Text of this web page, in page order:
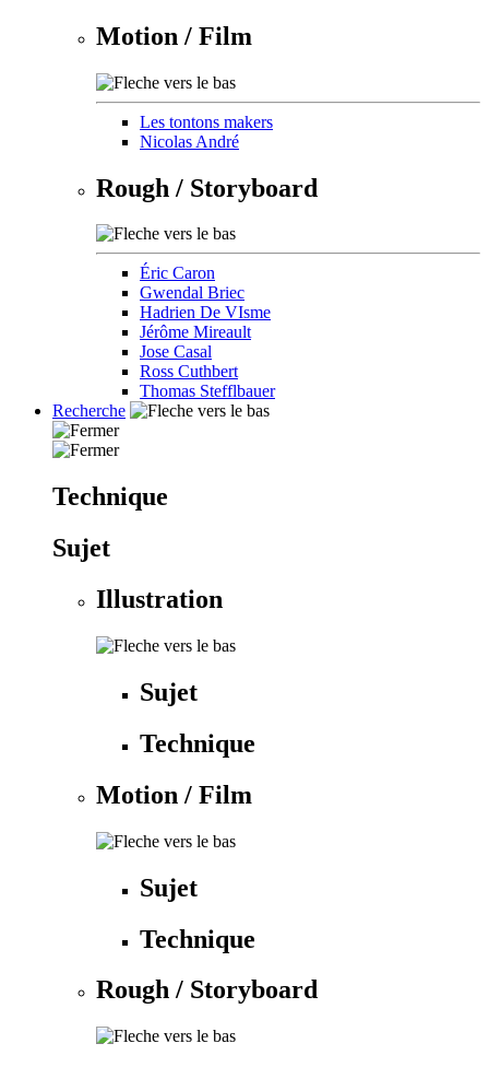
Motion / Film
Les tontons makers
Nicolas André
Rough / Storyboard
Éric Caron
Gwendal Briec
Hadrien De VIsme
Jérôme Mireault
Jose Casal
Ross Cuthbert
Thomas Stefflbauer
Recherche
Technique
Sujet
Illustration
Sujet
Technique
Motion / Film
Sujet
Technique
Rough / Storyboard